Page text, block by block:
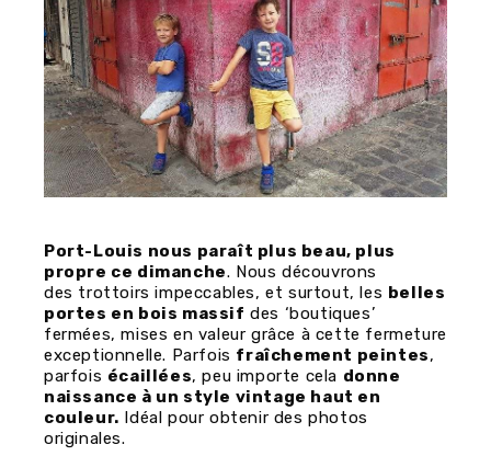
Port-Louis nous paraît plus beau, plus
propre ce dimanche. Nous découvrons
des trottoirs impeccables, et surtout, les belles
portes en bois massif des ‘boutiques’
fermées, mises en valeur grâce à cette fermeture
exceptionnelle. Parfois fraîchement peintes,
parfois écaillées, peu importe cela donne
naissance à un style vintage haut en
couleur. Idéal pour obtenir des photos
originales.